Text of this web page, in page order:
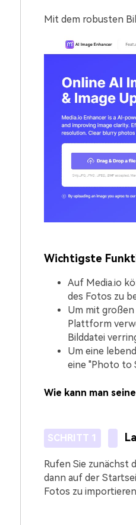
Mit dem robusten
Wichtigste
Auf Media.io
des Fotos zu
Um mit
Plattform
Bilddatei
Um eine
eine "Photo to
Wie kann man
SCHRITT 1
Rufen Sie zunächst
dann auf der
Fotos zu